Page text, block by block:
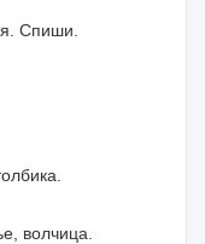
Спиши.
волчица.